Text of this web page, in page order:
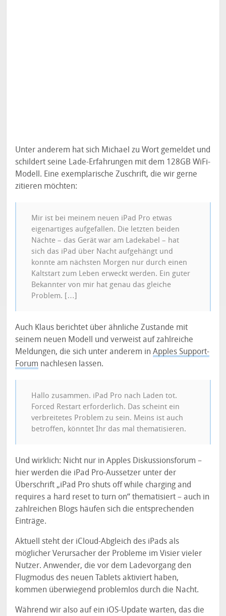
Unter anderem hat sich Michael zu Wort gemeldet und
schildert seine Lade-Erfahrungen mit dem 128GB WiFi-
Modell. Eine exemplarische Zuschrift, die wir gerne
zitieren möchten:
Mir ist bei meinem neuen iPad Pro etwas
eigenartiges aufgefallen. Die letzten beiden
Nächte – das Gerät war am Ladekabel – hat
sich das iPad über Nacht aufgehängt und
konnte am nächsten Morgen nur durch einen
Kaltstart zum Leben erweckt werden. Ein guter
Bekannter von mir hat genau das gleiche
Problem. […]
Auch Klaus berichtet über ähnliche Zustande mit
seinem neuen Modell und verweist auf zahlreiche
Meldungen, die sich unter anderem inApples Support-
Forum nachlesen lassen.
Hallo zusammen. iPad Pro nach Laden tot.
Forced Restart erforderlich. Das scheint ein
verbreitetes Problem zu sein. Meins ist auch
betroffen, könntet Ihr das mal thematisieren.
Und wirklich: Nicht nur in Apples Diskussionsforum –
hier werden die iPad Pro-Aussetzer unter der
Überschrift „iPad Pro shuts off while charging and
requires a hard reset to turn on“ thematisiert – auch in
zahlreichen Blogs häufen sich die entsprechenden
Einträge.
Aktuell steht der iCloud-Abgleich des iPads als
möglicher Verursacher der Probleme im Visier vieler
Nutzer. Anwender, die vor dem Ladevorgang den
Flugmodus des neuen Tablets aktiviert haben,
kommen überwiegend problemlos durch die Nacht.
Während wir also auf ein iOS-Update warten, das die